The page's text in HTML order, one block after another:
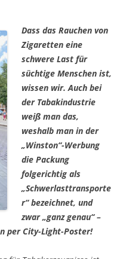
Dass das Rauchen von
Zigaretten eine
schwere Last für
süchtige Menschen ist,
wissen wir. Auch bei
der Tabakindustrie
weiß man das,
weshalb man in der
„Winston“-Werbung
die Packung
folgerichtig als
„Schwerlasttransporte
r“bezeichnet, und
zwar„ganz genau“–
per City-Light-Poster!